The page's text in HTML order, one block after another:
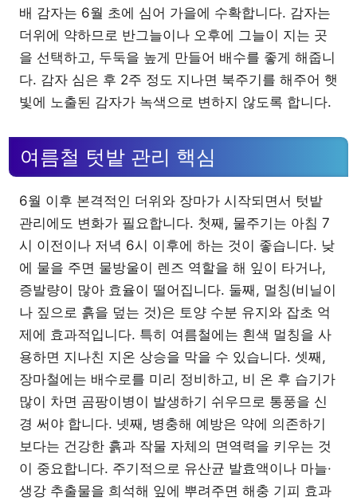
배 감자는 6월 초에 심어 가을에 수확합니다. 감자는
더위에 약하므로 반그늘이나 오후에 그늘이 지는 곳
을 선택하고, 두둑을 높게 만들어 배수를 좋게 해줍니
다. 감자 심은 후 2주 정도 지나면 북주기를 해주어 햇
빛에 노출된 감자가 녹색으로 변하지 않도록 합니다.
여름철 텃밭 관리 핵심
6월 이후 본격적인 더위와 장마가 시작되면서 텃밭
관리에도 변화가 필요합니다. 첫째, 물주기는 아침 7
시 이전이나 저녁 6시 이후에 하는 것이 좋습니다. 낮
에 물을 주면 물방울이 렌즈 역할을 해 잎이 타거나,
증발량이 많아 효율이 떨어집니다. 둘째, 멀칭(비닐이
나 짚으로 흙을 덮는 것)은 토양 수분 유지와 잡초 억
제에 효과적입니다. 특히 여름철에는 흰색 멀칭을 사
용하면 지나친 지온 상승을 막을 수 있습니다. 셋째,
장마철에는 배수로를 미리 정비하고, 비 온 후 습기가
많이 차면 곰팡이병이 발생하기 쉬우므로 통풍을 신
경 써야 합니다. 넷째, 병충해 예방은 약에 의존하기
보다는 건강한 흙과 작물 자체의 면역력을 키우는 것
이 중요합니다. 주기적으로 유산균 발효액이나 마늘·
생강 추출물을 희석해 잎에 뿌려주면 해충 기피 효과